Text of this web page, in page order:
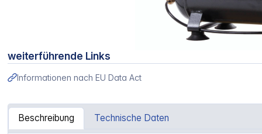
weiterführende Links
Informationen nach EU Data Act
Beschreibung Technische Daten